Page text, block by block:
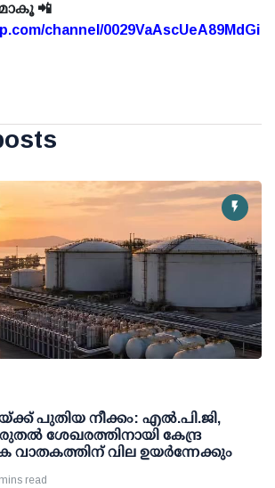
📲
channel/0029VaAscUeA89MdGi
പുതിയ നീക്കം: എല്‍.പി.ജി,
ശേഖരത്തിനായി കേന്ദ്ര
വാതകത്തിന് വില ഉയര്‍ന്നേക്കും
read